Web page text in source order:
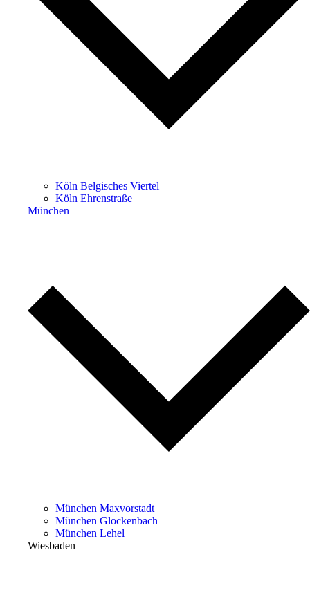
Köln Belgisches Viertel
Köln Ehrenstraße
München
München Maxvorstadt
München Glockenbach
München Lehel
Wiesbaden